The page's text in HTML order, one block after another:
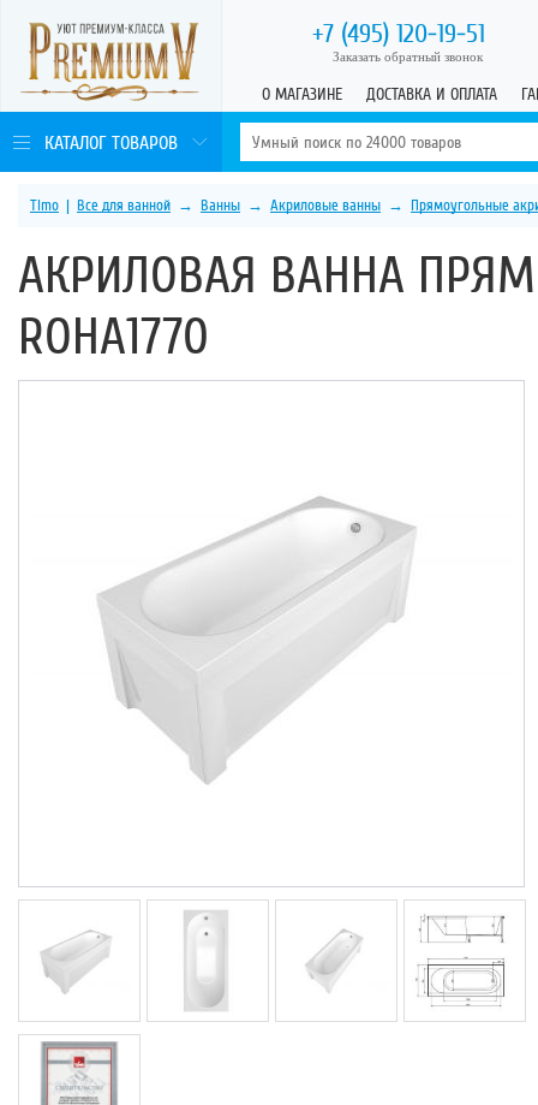
+7 (495) 120-19-51
Заказать обратный звонок
О МАГАЗИНЕ ДОСТАВКА И ОПЛАТА
КАТАЛОГ ТОВАРОВ
Timo | Все для ванной → Ванны → Акриловые ванны → Прямоугольные
АКРИЛОВАЯ ВАННА
ROHA1770